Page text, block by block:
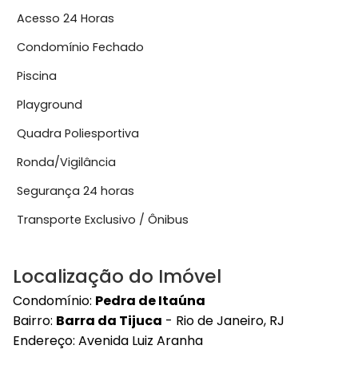
Acesso 24 Horas
Condomínio Fechado
Piscina
Playground
Quadra Poliesportiva
Ronda/Vigilância
Segurança 24 horas
Transporte Exclusivo / Ônibus
Localização do Imóvel
Condomínio: Pedra de Itaúna
Bairro: Barra da Tijuca - Rio de Janeiro, RJ
Endereço: Avenida Luiz Aranha